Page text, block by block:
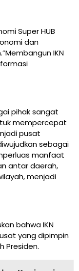
Super HUB
dan
IKN
pihak sangat
mempercepat
pusat
sebagai
manfaat
antar daerah,
menjadi
bahwa IKN
yang dipimpin
Presiden.